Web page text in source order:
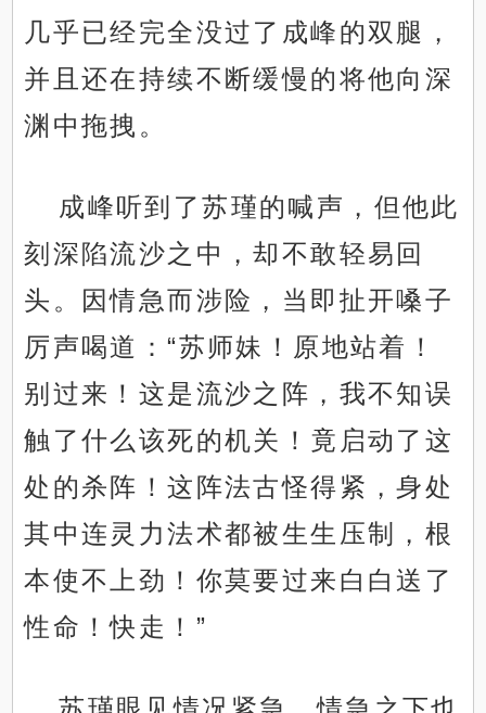
几乎已经完全没过了成峰的双腿，
并且还在持续不断缓慢的将他向深
渊中拖拽。
成峰听到了苏瑾的喊声，但他此
刻深陷流沙之中，却不敢轻易回
头。因情急而涉险，当即扯开嗓子
厉声喝道：“苏师妹！原地站着！
别过来！这是流沙之阵，我不知误
触了什么该死的机关！竟启动了这
处的杀阵！这阵法古怪得紧，身处
其中连灵力法术都被生生压制，根
本使不上劲！你莫要过来白白送了
性命！快走！”